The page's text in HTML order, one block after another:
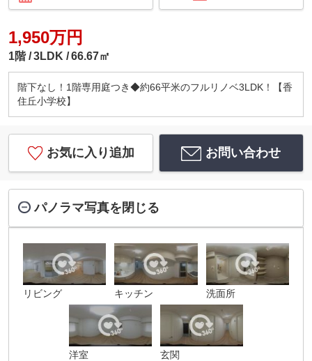
1,950万円
1階 3LDK 66.67㎡
階下なし！1階専用庭つき◆約66平米のフルリノベ3LDK！【香
住丘小学校】
お気に入り追加 お問い合わせ
パノラマ写真を閉じる
リビング キッチン 洗面所
洋室 玄関